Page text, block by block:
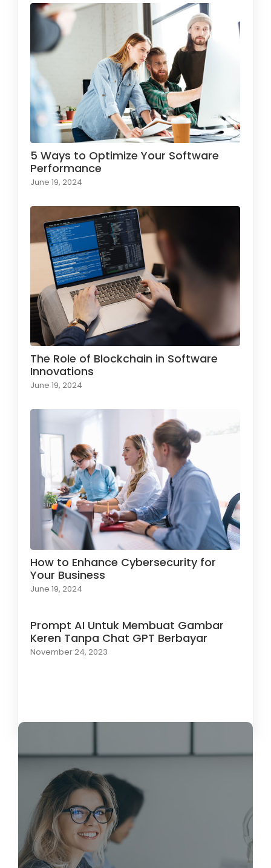
5 Ways to Optimize Your Software
Performance
June 19, 2024
The Role of Blockchain in Software
Innovations
June 19, 2024
How to Enhance Cybersecurity for
Your Business
June 19, 2024
Prompt AI Untuk Membuat Gambar
Keren Tanpa Chat GPT Berbayar
November 24, 2023